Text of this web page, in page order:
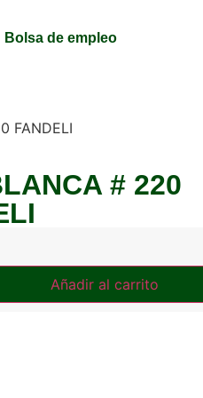
Bolsa de empleo
FANDELI
# 220
Añadir al carrito